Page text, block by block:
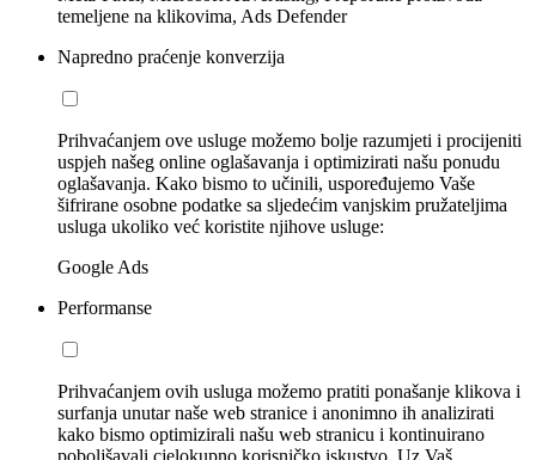
temeljene na klikovima, Ads Defender
Napredno praćenje konverzija
Prihvaćanjem ove usluge možemo bolje razumjeti i procijeniti
uspjeh našeg online oglašavanja i optimizirati našu ponudu
oglašavanja. Kako bismo to učinili, uspoređujemo Vaše
šifrirane osobne podatke sa sljedećim vanjskim pružateljima
usluga ukoliko već koristite njihove usluge:
Google Ads
Performanse
Prihvaćanjem ovih usluga možemo pratiti ponašanje klikova i
surfanja unutar naše web stranice i anonimno ih analizirati
kako bismo optimizirali našu web stranicu i kontinuirano
poboljšavali cjelokupno korisničko iskustvo. Uz Vaš